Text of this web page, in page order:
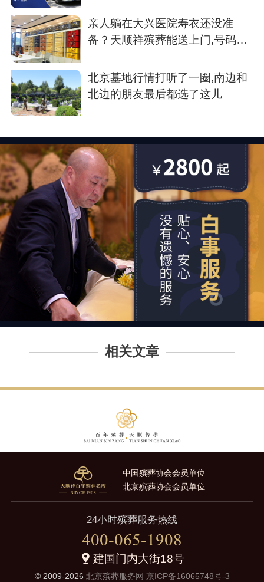
亲人躺在大兴医院寿衣还没准
备？天顺祥殡葬能送上门,号码我
北京墓地行情打听了一圈,南边和
北边的朋友最后都选了这儿
相关文章
中国殡葬协会会员单位
北京殡葬协会会员单位
24小时殡葬服务热线
400-065-1908
建国门内大街18号
© 2009-2026 北京殡葬服务网 京ICP备16065748号-3